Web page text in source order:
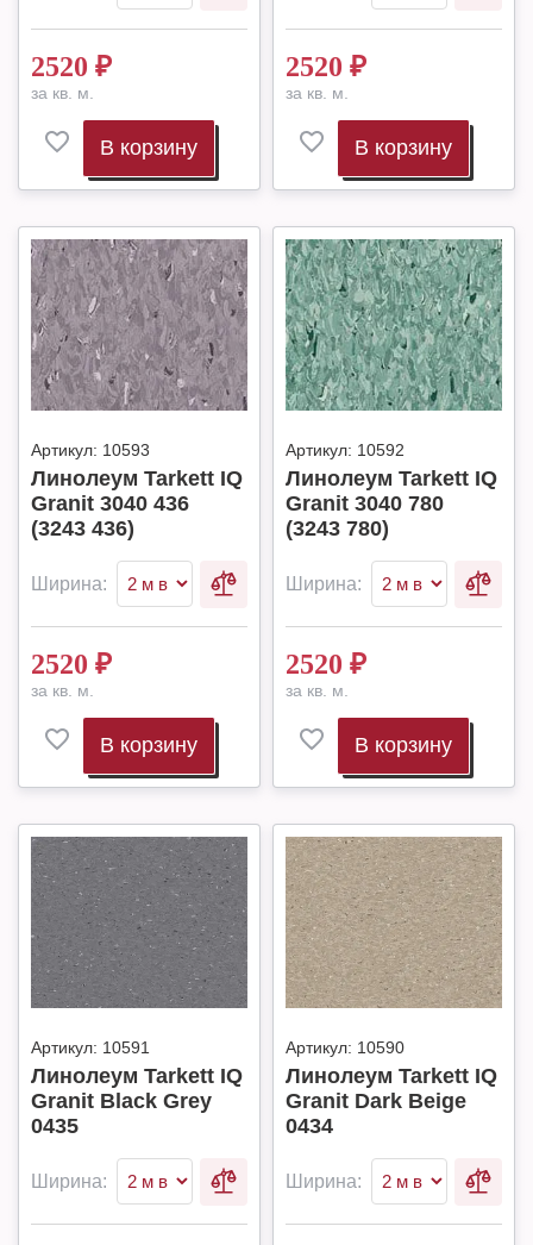
2520 ₽
за кв. м.
В корзину
2520 ₽
за кв. м.
В корзину
Артикул: 10593
Линолеум Tarkett IQ
Granit 3040 436
(3243 436)
Ширина:
2520 ₽
за кв. м.
В корзину
Артикул: 10592
Линолеум Tarkett IQ
Granit 3040 780
(3243 780)
Ширина:
2520 ₽
за кв. м.
В корзину
Артикул: 10591
Линолеум Tarkett IQ
Granit Black Grey
0435
Ширина:
Артикул: 10590
Линолеум Tarkett IQ
Granit Dark Beige
0434
Ширина: